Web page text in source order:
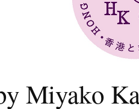
Miyako